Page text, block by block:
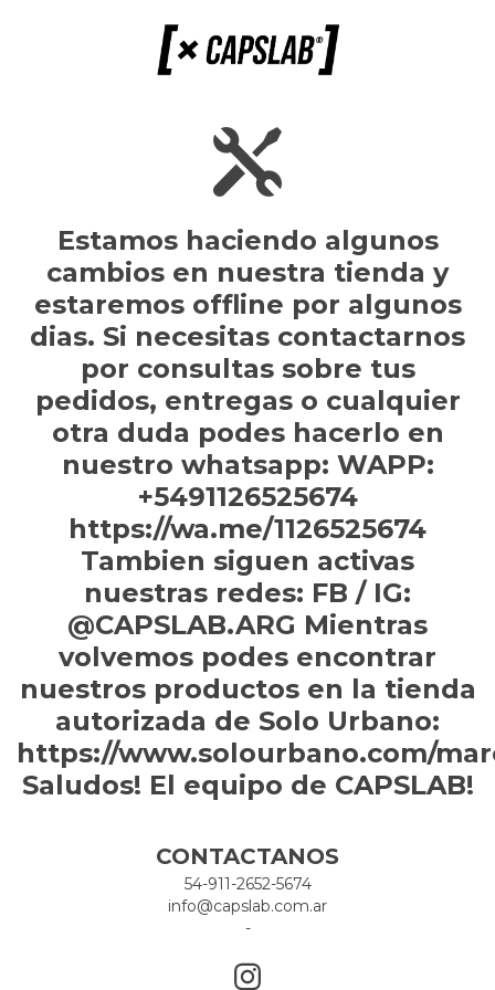
Estamos haciendo algunos
cambios en nuestra tienda y
estaremos offline por algunos
dias. Si necesitas contactarnos
por consultas sobre tus
pedidos, entregas o cualquier
otra duda podes hacerlo en
nuestro whatsapp: WAPP:
+5491126525674
https://wa.me/1126525674
Tambien siguen activas
nuestras redes: FB / IG:
@CAPSLAB.ARG Mientras
volvemos podes encontrar
nuestros productos en la tienda
autorizada de Solo Urbano:
https://www.solourbano.com/
Saludos! El equipo de CAPSLAB!
CONTACTANOS
54-911-2652-5674
info@capslab.com.ar
-